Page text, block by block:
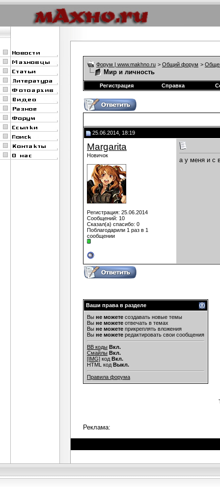
Форум | www.makhno.ru > Общий форум >
Мир и личность
Регистрация Справка
25.06.2014, 18:19
Margarita
Новичок
Регистрация: 25.06.2014
Сообщений: 10
Сказал(а) спасибо: 0
Поблагодарили 1 раз в 1
сообщении
а у меня и с
Ваши права в разделе
Вы не можете создавать новые темы
Вы не можете отвечать в темах
Вы не можете прикреплять вложения
Вы не можете редактировать свои сообщения
BB коды Вкл.
Смайлы Вкл.
[IMG] код Вкл.
HTML код Выкл.
Правила форума
Реклама: